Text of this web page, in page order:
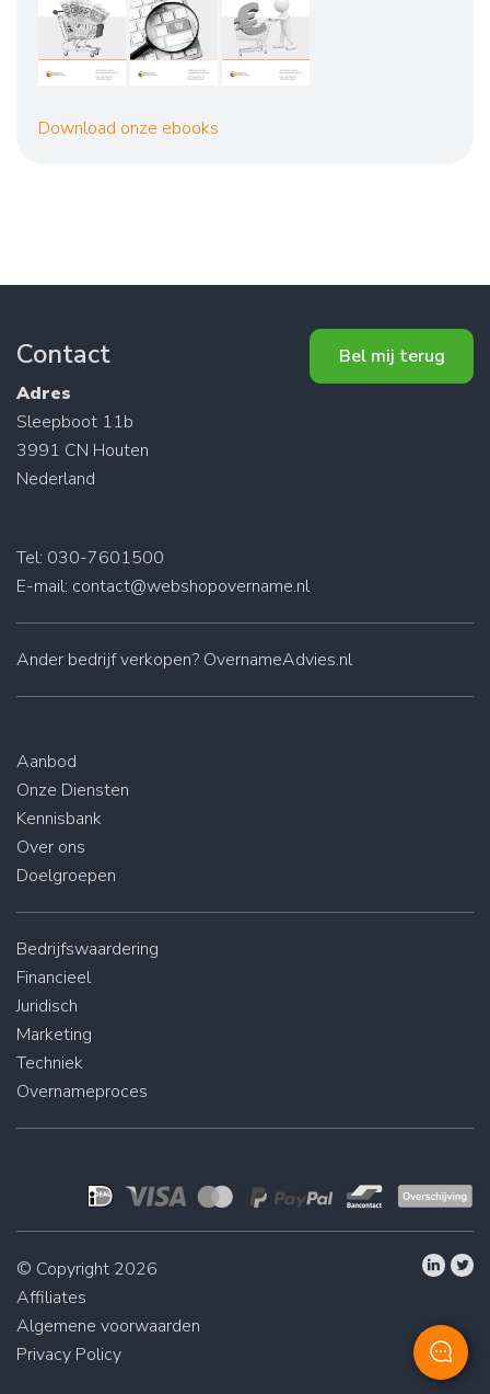
Download onze ebooks
Contact
Adres
Sleepboot 11b
3991 CN Houten
Nederland
Bel mij terug
Tel: 030-7601500
E-mail: contact@webshopovername.nl
Ander bedrijf verkopen? OvernameAdvies.nl
Aanbod
Onze Diensten
Kennisbank
Over ons
Doelgroepen
Bedrijfswaardering
Financieel
Juridisch
Marketing
Techniek
Overnameproces
© Copyright 2026
Affiliates
Algemene voorwaarden
Privacy Policy